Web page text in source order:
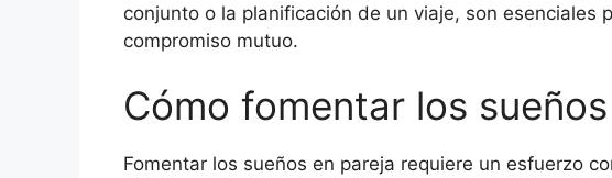
conjunto o la planificación de un viaje, son esenciales
compromiso mutuo.
Cómo fomentar los
Fomentar los sueños en pareja requiere un esfuerzo